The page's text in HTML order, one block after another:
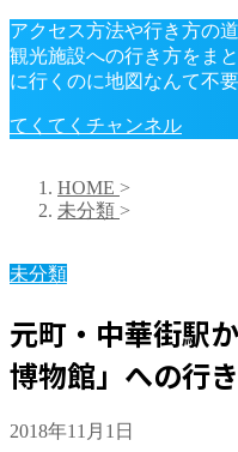
アクセス方法や行き方の
観光施設への行き方をま
に行くのに地図なんて不
てくてくチャンネル
HOME >
未分類 >
未分類
元町・中華街駅
博物館」への行
2018年11月1日